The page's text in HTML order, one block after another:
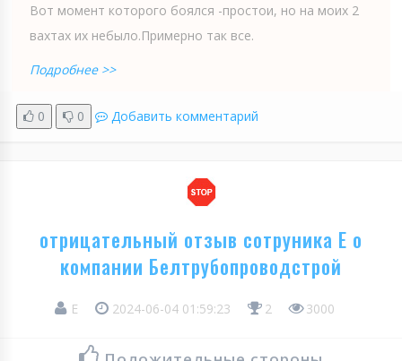
Вот момент которого боялся -простои, но на моих 2
вахтах их небыло.Примерно так все.
Подробнее >>
0 0 Добавить комментарий
отрицательный отзыв сотруника Е о
компании Белтрубопроводстрой
Е 2024-06-04 01:59:23 2 3000